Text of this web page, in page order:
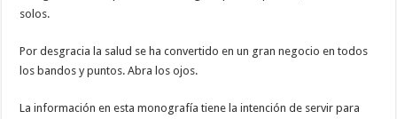
solos.
Por desgracia la salud se ha convertido en un gran negocio en todos
los bandos y puntos. Abra los ojos.
La información en esta monografía tiene la intención de servir para